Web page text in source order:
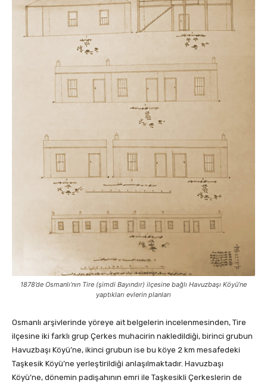
1878’de Osmanlı’nın Tire (şimdi Bayındır) ilçesine bağlı Havuzbaşı Köyü’ne
yaptıkları evlerin planları
Osmanlı arşivlerinde yöreye ait belgelerin incelenmesinden, Tire
ilçesine iki farklı grup Çerkes muhacirin nakledildiği, birinci grubun
Havuzbaşı Köyü’ne, ikinci grubun ise bu köye 2 km mesafedeki
Taşkesik Köyü’ne yerleştirildiği anlaşılmaktadır. Havuzbaşı
Köyü’ne, dönemin padişahının emri ile Taşkesikli Çerkeslerin de